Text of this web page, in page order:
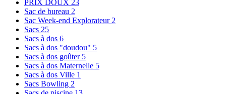
PRIX DOUX 23
Sac de bureau 2
Sac Week-end Explorateur 2
Sacs 25
Sacs à dos 6
Sacs à dos "doudou" 5
Sacs à dos goûter 5
Sacs à dos Maternelle 5
Sacs à dos Ville 1
Sacs Bowling 2